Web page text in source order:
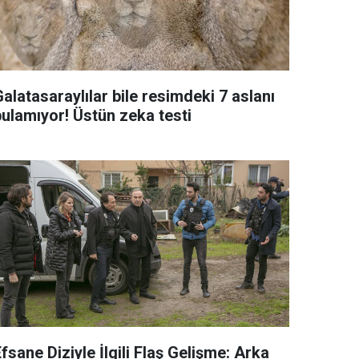
bile resimdeki 7 aslanı
Üstün zeka testi
Diziyle İlgili Flaş Gelişme: Arka